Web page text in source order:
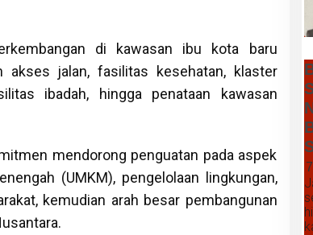
di kawasan ibu kota baru
akses jalan, fasilitas kesehatan, klaster
ibadah, hingga penataan kawasan
mendorong penguatan pada aspek
(UMKM), pengelolaan lingkungan,
kemudian arah besar pembangunan